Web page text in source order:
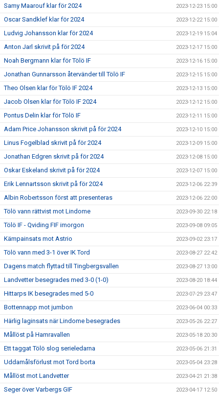
Samy Maarouf klar för 2024 2023-12-23 15:00
Oscar Sandklef klar för 2024 2023-12-22 15:00
Ludvig Johansson klar för 2024 2023-12-19 15:04
Anton Jarl skrivit på för 2024 2023-12-17 15:00
Noah Bergmann klar för Tölö IF 2023-12-16 15:00
Jonathan Gunnarsson återvänder till Tölö IF 2023-12-15 15:00
Theo Olsen klar för Tölö IF 2024 2023-12-13 15:00
Jacob Olsen klar för Tölö IF 2024 2023-12-12 15:00
Pontus Delin klar för Tölö IF 2023-12-11 15:00
Adam Price Johansson skrivit på för 2024 2023-12-10 15:00
Linus Fogelblad skrivit på för 2024 2023-12-09 15:00
Jonathan Edgren skrivit på för 2024 2023-12-08 15:00
Oskar Eskeland skrivit på för 2024 2023-12-07 15:00
Erik Lennartsson skrivit på för 2024 2023-12-06 22:39
Albin Robertsson först att presenteras 2023-12-06 22:00
Tölö vann rättvist mot Lindome 2023-09-30 22:18
Tölö IF - Qviding FIF imorgon 2023-09-08 09:05
Kämpainsats mot Astrio 2023-09-02 23:17
Tölö vann med 3-1 över IK Tord 2023-08-27 22:42
Dagens match flyttad till Tingbergsvallen 2023-08-27 13:00
Landvetter besegrades med 3-0 (1-0) 2023-08-20 18:44
Hittarps IK besegrades med 5-0 2023-07-29 23:47
Bottennapp mot jumbon 2023-06-04 00:33
Härlig laginsats när Lindome besegrades 2023-05-26 22:27
Mållöst på Hamravallen 2023-05-18 20:30
Ett taggat Tölö slog serieledarna 2023-05-06 21:31
Uddamålsförlust mot Tord borta 2023-05-04 23:28
Mållöst mot Landvetter 2023-04-21 21:38
Seger över Varbergs GIF 2023-04-17 12:50